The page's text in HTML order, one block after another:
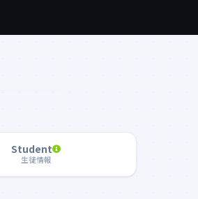
Student
生徒情報